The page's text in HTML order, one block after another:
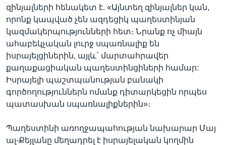
զինյալների հենակետ է. «Այնտեղ զինյալներ կան,
որոնք կապված չեն ազդեցիկ պաղեստինյան
կազմակերպությունների հետ։ Նրանք ոչ միայն
ահաբեկչական լուրջ սպառնալիք են
իսրայելցիներին, այլև` մարտահրավեր
քաղաքացիական պաղեստինցիների համար:
Իսրայելի պաշտպանության բանակի
գործողություններն ոմանք դիտարկեցին որպես
պատասխան սպառնալիքներին»։
Պաղեստինի առողջապահության նախարար Մայ
ալ-Քեյլանը մեղադրել է իսրայելական կողմին